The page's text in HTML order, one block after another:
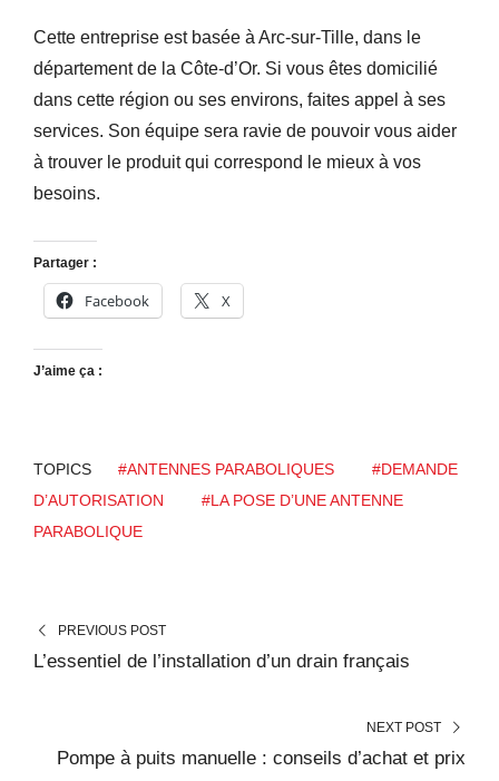
Cette entreprise est basée à Arc-sur-Tille, dans le
département de la Côte-d’Or. Si vous êtes domicilié
dans cette région ou ses environs, faites appel à ses
services. Son équipe sera ravie de pouvoir vous aider
à trouver le produit qui correspond le mieux à vos
besoins.
Partager :
Facebook X
J’aime ça :
TOPICS #ANTENNES PARABOLIQUES
#DEMANDE
D’AUTORISATION
#LA POSE D’UNE ANTENNE
PARABOLIQUE
PREVIOUS POST
L’essentiel de l’installation d’un drain français
NEXT POST
Pompe à puits manuelle : conseils d’achat et prix